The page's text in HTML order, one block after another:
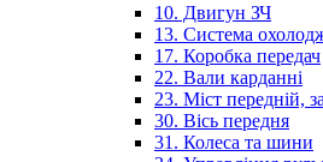
10. Двигун ЗЧ
13. Система
17. Коробка передач
22. Вали карданні
23. Міст передній,
30. Вісь передня
31. Колеса та шини